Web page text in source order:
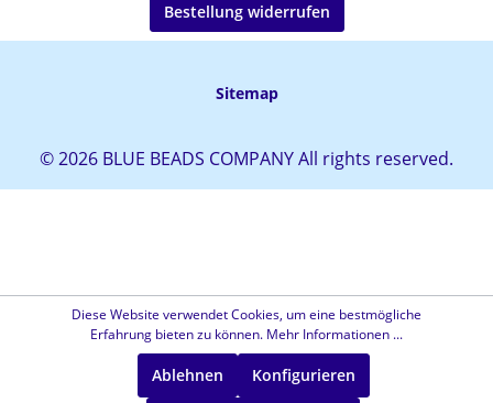
Bestellung widerrufen
Sitemap
© 2026 BLUE BEADS COMPANY All rights reserved.
Diese Website verwendet Cookies, um eine bestmögliche
Erfahrung bieten zu können. Mehr Informationen ...
Ablehnen Konfigurieren